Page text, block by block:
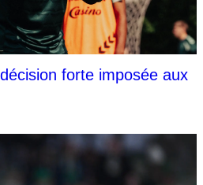
forte imposée aux